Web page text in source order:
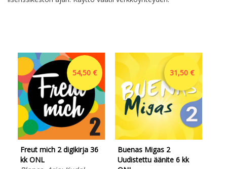
54,50 €
Freut mich 2 digikirja 36
kk ONL
31,50 €
Buenas Migas 2
Uudistettu äänite 6 kk